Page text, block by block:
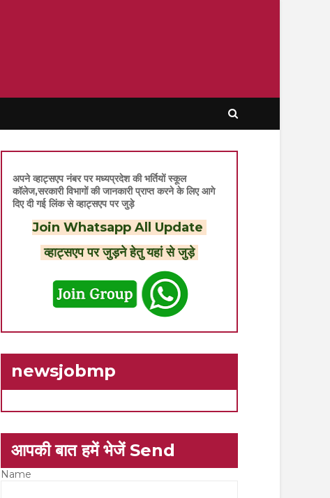
अपने व्हाट्सएप नंबर पर मध्यप्रदेश की भर्तियों स्कूल
कॉलेज,सरकारी विभागों की जानकारी प्राप्त करने के लिए आगे
दिए दी गई लिंक से व्हाट्सएप पर जुड़े
Join Whatsapp All Update
व्हाट्सएप पर जुड़ने हेतु यहां से जुड़े
newsjobmp
आपकी बात हमें भेजें Send
Name